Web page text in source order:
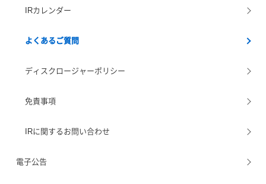
IRカレンダー
よくあるご質問
ディスクロージャーポリシー
免責事項
IRに関するお問い合わせ
電子公告